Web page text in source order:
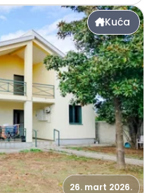
Kuća
26. mart 2026.